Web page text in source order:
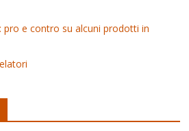
pro e contro su alcuni prodotti in